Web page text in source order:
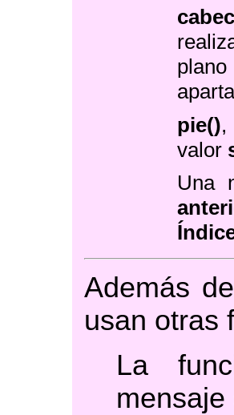
pie(),
valor
Una
Además
usan otras
La